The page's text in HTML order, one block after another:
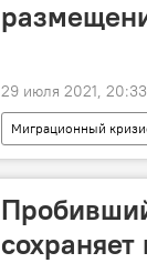
29 июля 2021, 20:33
Миграционный
мигранты